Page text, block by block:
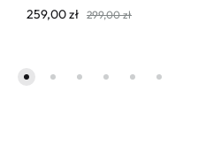
259,00zł 299,00zł